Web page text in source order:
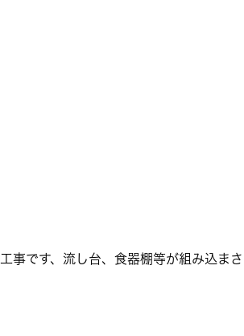
事です、流し台、食器棚等が組み込ま